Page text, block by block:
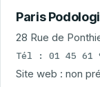
Paris
28 Rue de
Tél : 01 45 61
Site web : non